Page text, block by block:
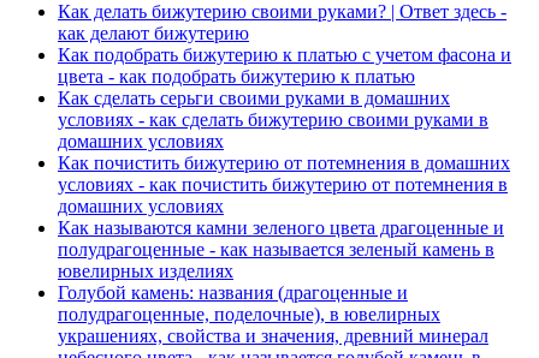
Как делать бижутерию своими руками? | Ответ здесь -
как делают бижутерию
Как подобрать бижутерию к платью с учетом фасона и
цвета - как подобрать бижутерию к платью
Как сделать серьги своими руками в домашних
условиях - как сделать бижутерию своими руками в
домашних условиях
Как почистить бижутерию от потемнения в домашних
условиях - как почистить бижутерию от потемнения в
домашних условиях
Как называются камни зеленого цвета драгоценные и
полудрагоценные - как называется зеленый камень в
ювелирных изделиях
Голубой камень: названия (драгоценные и
полудрагоценные, поделочные), в ювелирных
украшениях, свойства и значения, древний минерал